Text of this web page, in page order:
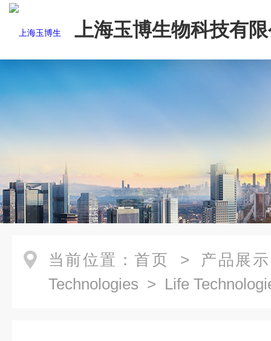
上海玉博生物科技有
当前位置： 首页 > 产品展示
Technologies > Life